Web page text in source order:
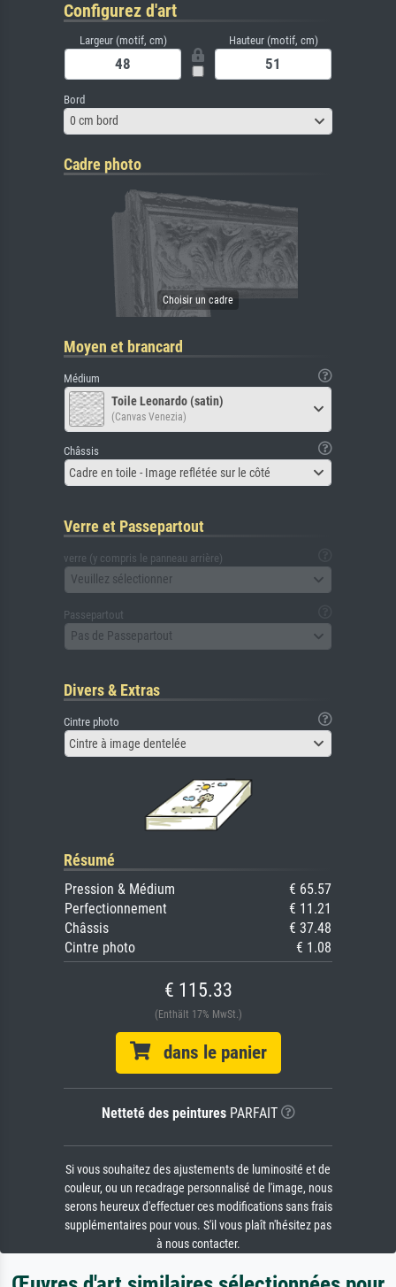
Configurez d'art
Largeur (motif, cm) Hauteur (motif, cm)
Bord
0 cm bord
Cadre photo
Moyen et brancard
Médium
Toile Leonardo (satin)
(Canvas Venezia)
Châssis
Cadre en toile - Image reflétée sur le côté
Verre et Passepartout
verre (y compris le panneau arrière)
Veuillez sélectionner
Passepartout
Pas de Passepartout
Divers & Extras
Cintre photo
Cintre à image dentelée
Résumé
Pression & Médium
€ 65.57
Perfectionnement
€ 11.21
Châssis
€ 37.48
Cintre photo
€ 1.08
€ 115.33
(Enthält 17% MwSt.)
dans le panier
Netteté des peinturesPARFAIT
Si vous souhaitez des ajustements de luminosité et de
couleur, ou un recadrage personnalisé de l'image, nous
serons heureux d'effectuer ces modifications sans frais
supplémentaires pour vous. S'il vous plaît n'hésitez pas
à nous contacter.